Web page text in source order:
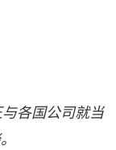
各国公司就当